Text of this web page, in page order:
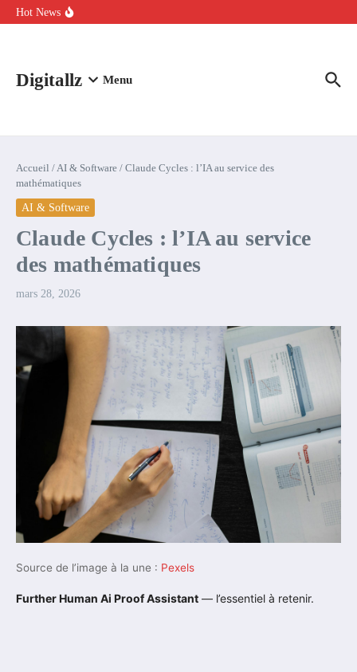
Aller au contenu
Hot News
Comment l’IA simplifie la data de caisse pour la transformer en
Digitallz Menu
Accueil /AI & Software / Claude Cycles : l’IA au service des
mathématiques
AI & Software
Claude Cycles : l’IA au service
des mathématiques
mars 28, 2026
Source de l’image à la une : Pexels
Further Human Ai Proof Assistant — l’essentiel à retenir.